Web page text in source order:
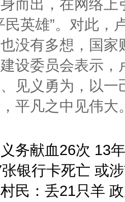
而出，在网络
民英雄”。对此，
没有多想，国家
设委员会表示
见义勇为，以
平凡之中见伟大
务献血26次 13
银行卡死亡 或
民：丢21只羊